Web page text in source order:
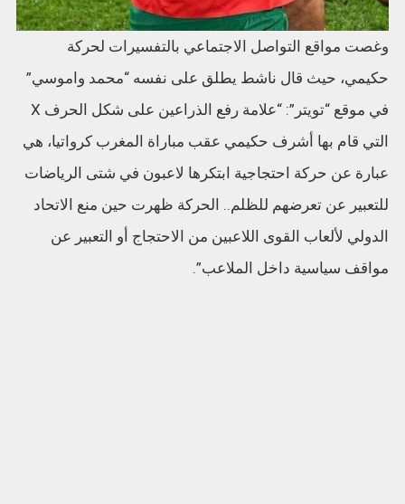
وغصت مواقع التواصل الاجتماعي بالتفسيرات لحركة
حكيمي، حيث قال ناشط يطلق على نفسه “محمد واموسي”
في موقع “تويتر”: “علامة رفع الذراعين على شكل الحرف X
التي قام بها أشرف حكيمي عقب مباراة المغرب كرواتيا، هي
عبارة عن حركة احتجاجية ابتكرها لاعبون في شتى الرياضات
للتعبير عن تعرضهم للظلم.. الحركة ظهرت حين منع الاتحاد
الدولي لألعاب القوى اللاعبين من الاحتجاج أو التعبير عن
مواقف سياسية داخل الملاعب”.